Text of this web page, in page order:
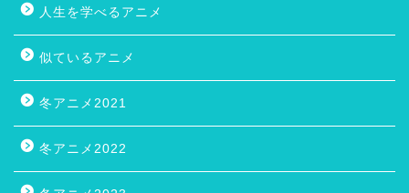
人生を学べるアニメ
似ているアニメ
冬アニメ2021
冬アニメ2022